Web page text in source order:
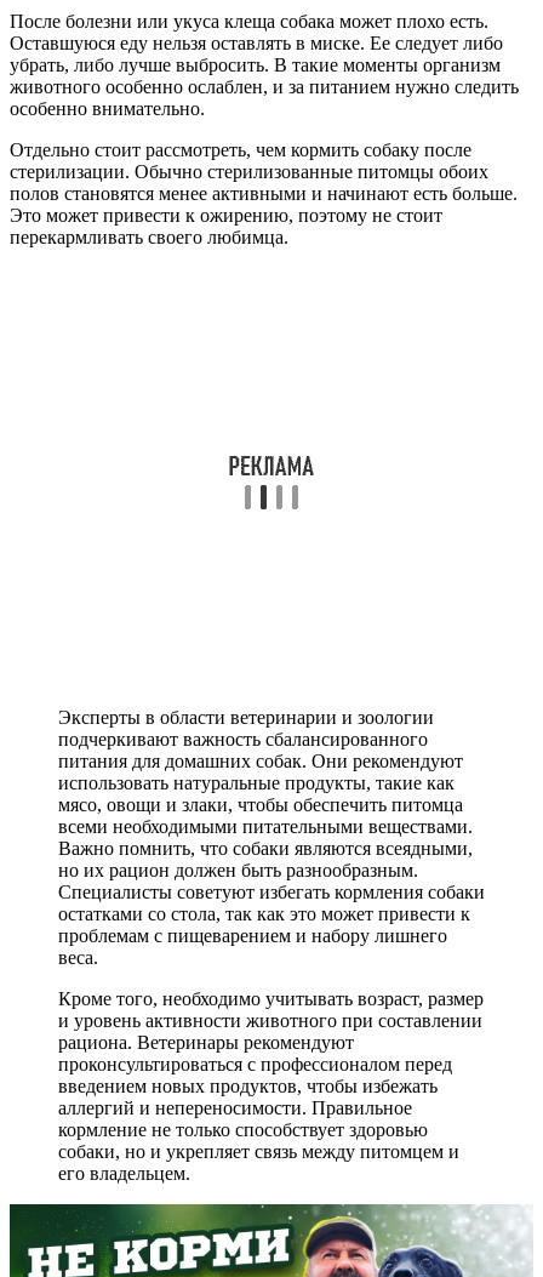
После болезни или укуса клеща собака может плохо есть.
Оставшуюся еду нельзя оставлять в миске. Ее следует либо
убрать, либо лучше выбросить. В такие моменты организм
животного особенно ослаблен, и за питанием нужно следить
особенно внимательно.
Отдельно стоит рассмотреть, чем кормить собаку после
стерилизации. Обычно стерилизованные питомцы обоих
полов становятся менее активными и начинают есть больше.
Это может привести к ожирению, поэтому не стоит
перекармливать своего любимца.
Эксперты в области ветеринарии и зоологии
подчеркивают важность сбалансированного
питания для домашних собак. Они рекомендуют
использовать натуральные продукты, такие как
мясо, овощи и злаки, чтобы обеспечить питомца
всеми необходимыми питательными веществами.
Важно помнить, что собаки являются всеядными,
но их рацион должен быть разнообразным.
Специалисты советуют избегать кормления собаки
остатками со стола, так как это может привести к
проблемам с пищеварением и набору лишнего
веса.
Кроме того, необходимо учитывать возраст, размер
и уровень активности животного при составлении
рациона. Ветеринары рекомендуют
проконсультироваться с профессионалом перед
введением новых продуктов, чтобы избежать
аллергий и непереносимости. Правильное
кормление не только способствует здоровью
собаки, но и укрепляет связь между питомцем и
его владельцем.